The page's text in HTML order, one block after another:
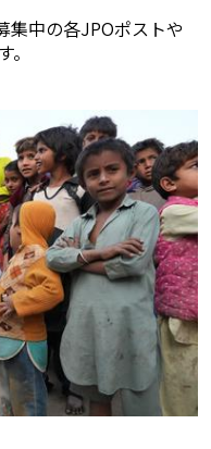
集中の各JPOポストや